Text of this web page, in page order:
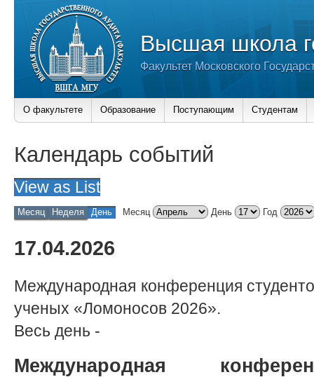
Высшая школа
Факультет Московского
О факультете Образование Поступающим Студентам
Календарь событий
View as List
Месяц Неделя День Месяц День Год
17.04.2026
Международная конференция
ученых «Ломоносов 2026».
Весь день -
Международная